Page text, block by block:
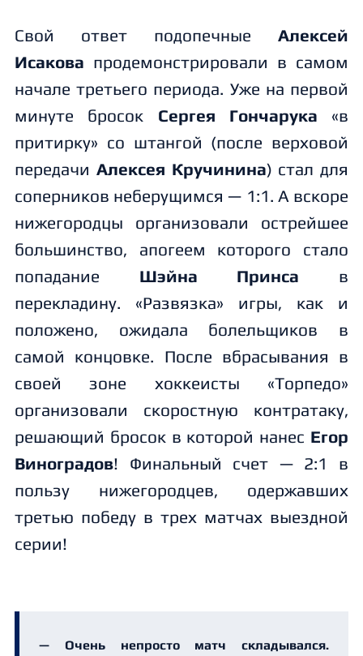
Свой ответ подопечные Алексей
Исакова продемонстрировали в самом
начале третьего периода. Уже на первой
минуте бросок Сергея Гончарука «в
притирку» со штангой (после верховой
передачи Алексея Кручинина) стал для
соперников неберущимся — 1:1. А вскоре
нижегородцы организовали острейшее
большинство, апогеем которого стало
попадание Шэйна Принса в
перекладину. «Развязка» игры, как и
положено, ожидала болельщиков в
самой концовке. После вбрасывания в
своей зоне хоккеисты «Торпедо»
организовали скоростную контратаку,
решающий бросок в которой нанес Егор
Виноградов! Финальный счет — 2:1 в
пользу нижегородцев, одержавших
третью победу в трех матчах выездной
серии!
— Очень непросто матч складывался.